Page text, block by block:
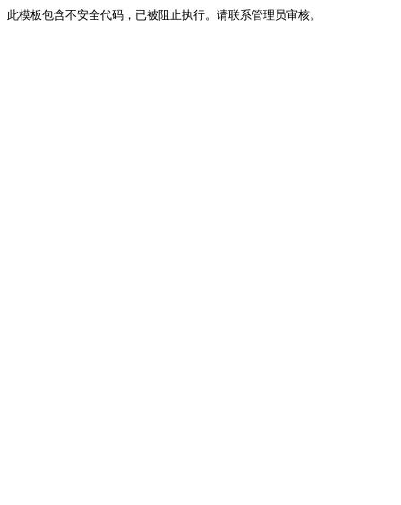
此模板包含不安全代码，已被阻止执行。请联系管理员审核。